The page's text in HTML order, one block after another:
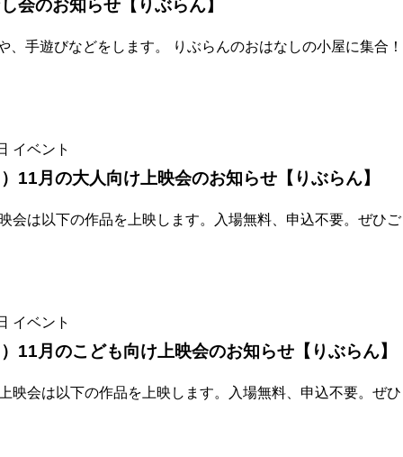
会のお知らせ【りぶらん】
、手遊びなどをします。 りぶらんのおはなしの小屋に集合！
イベント
11月の大人向け上映会のお知らせ【りぶらん】
会は以下の作品を上映します。入場無料、申込不要。ぜひご
イベント
11月のこども向け上映会のお知らせ【りぶらん】
映会は以下の作品を上映します。入場無料、申込不要。ぜひ